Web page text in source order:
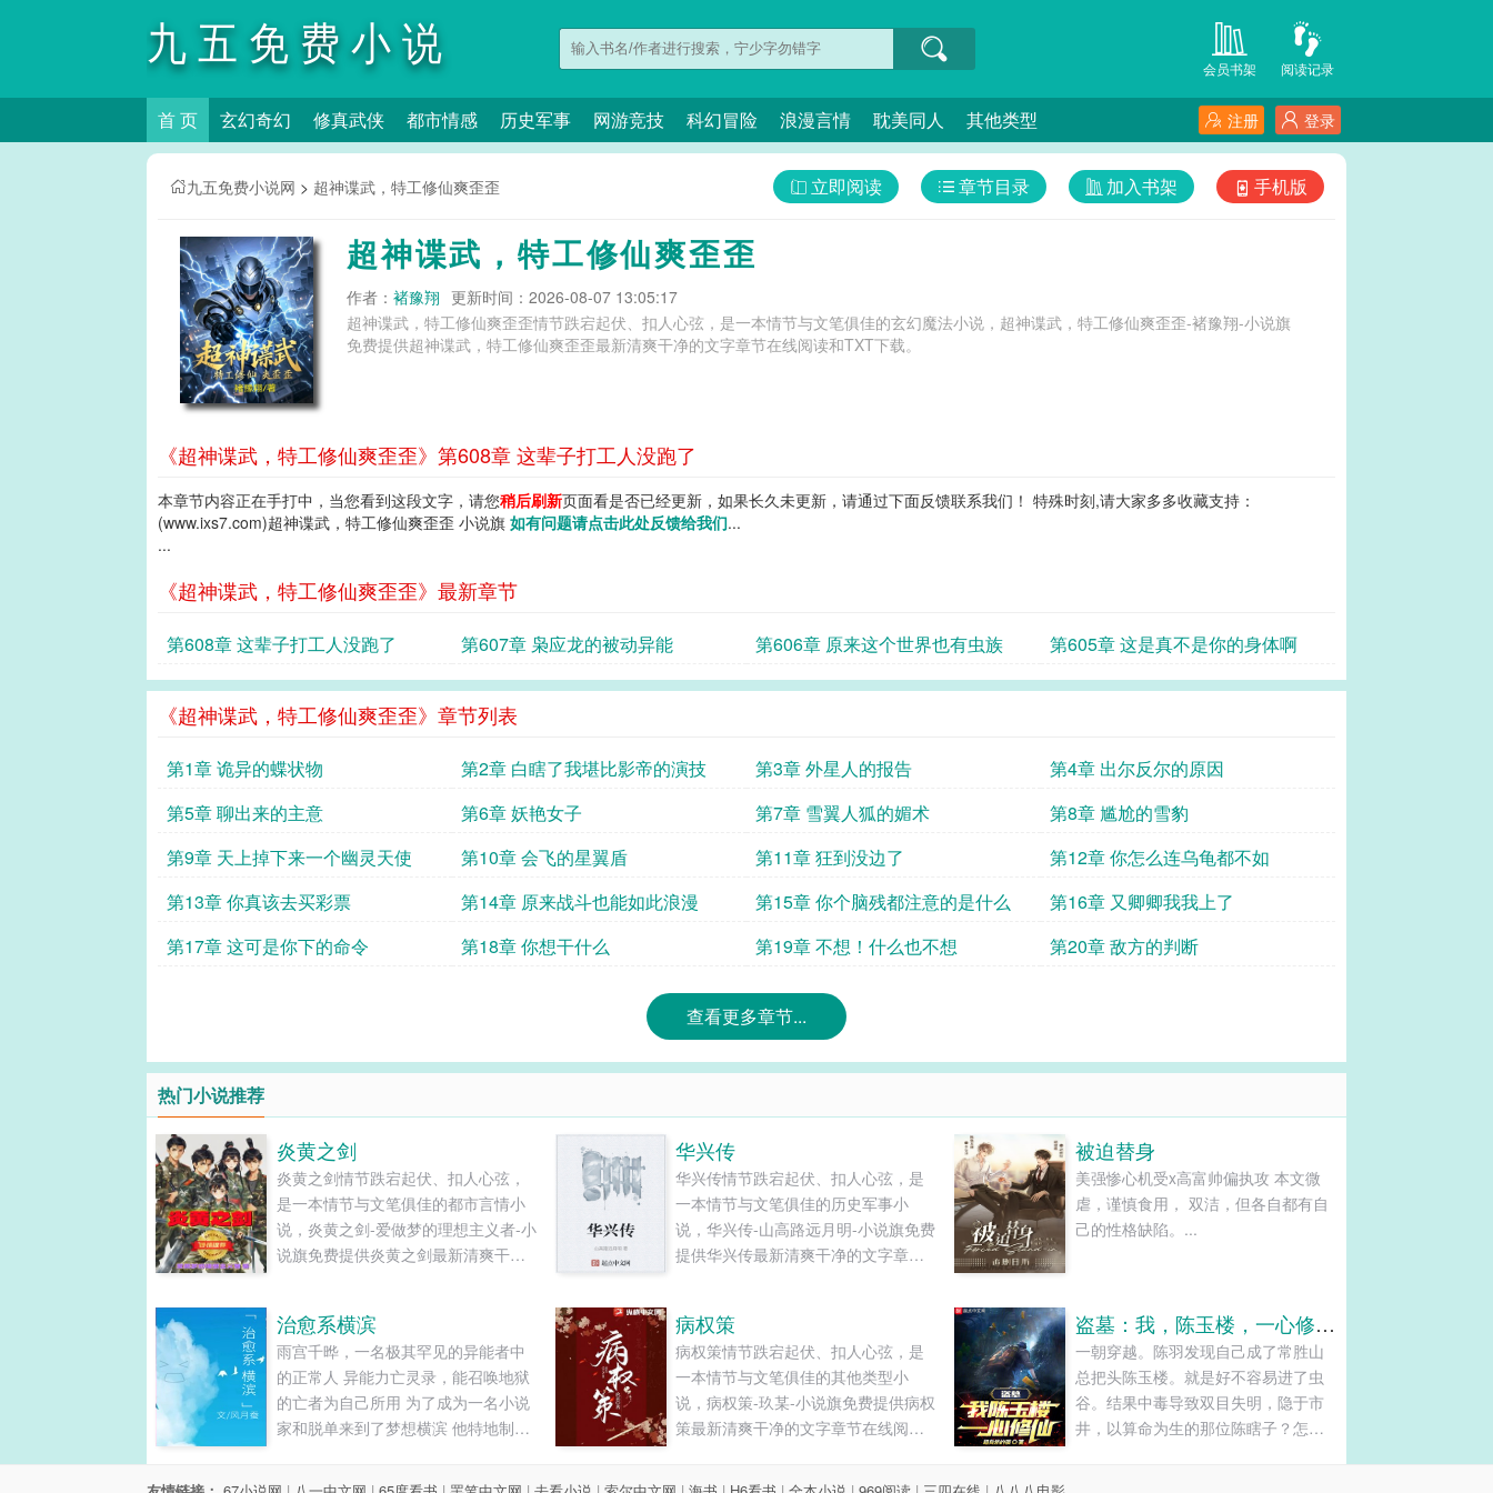
九五免费小说
网
阅读记录
会员书架
首 页 玄幻奇幻 修真武侠 都市情感 历史军事 网游竞技 科幻冒险 浪漫言情 耽美同人 其他类型 登录
注册
九五免费小说网 > 超神谍武，特工修仙爽歪歪 手机版
加入书架
章节目录
立即阅读
超神谍武，特工修仙爽歪歪
作者： 褚豫翔 更新时间：2026-08-07 13:05:17
超神谍武，特工修仙爽歪歪情节跌宕起伏、扣人心弦，是一本情节与文笔俱佳的玄幻魔法小说，超神谍武，特工修仙爽歪歪-褚豫翔-小说旗
免费提供超神谍武，特工修仙爽歪歪最新清爽干净的文字章节在线阅读和TXT下载。
《超神谍武，特工修仙爽歪歪》第608章 这辈子打工人没跑了
本章节内容正在手打中，当您看到这段文字，请您稍后刷新页面看是否已经更新，如果长久未更新，请通过下面反馈联系我们！ 特殊时刻,请大家多多收藏支持：
(www.ixs7.com)超神谍武，特工修仙爽歪歪 小说旗 如有问题请点击此处反馈给我们...
...
《超神谍武，特工修仙爽歪歪》最新章节
第608章 这辈子打工人没跑了 第607章 枭应龙的被动异能 第606章 原来这个世界也有虫族 第605章 这是真不是你的身体啊
《超神谍武，特工修仙爽歪歪》章节列表
第1章 诡异的蝶状物 第2章 白瞎了我堪比影帝的演技 第3章 外星人的报告
第4章 出尔反尔的原因
第5章 聊出来的主意
第6章 妖艳女子 第7章 雪翼人狐的媚术
第8章 尴尬的雪豹
第9章 天上掉下来一个幽灵天使
第10章 会飞的星翼盾 第11章 狂到没边了
第12章 你怎么连乌龟都不如
第13章 你真该去买彩票
第14章 原来战斗也能如此浪漫 第15章 你个脑残都注意的是什么
第16章 又卿卿我我上了
第17章 这可是你下的命令
第18章 你想干什么 第19章 不想！什么也不想 第20章 敌方的判断
查看更多章节...
热门小说推荐
炎黄之剑
炎黄之剑情节跌宕起伏、扣人心弦，
是一本情节与文笔俱佳的都市言情小
说，炎黄之剑-爱做梦的理想主义者-小
说旗免费提供炎黄之剑最新清爽干净
华兴传
华兴传情节跌宕起伏、扣人心弦，是
一本情节与文笔俱佳的历史军事小
说，华兴传-山高路远月明-小说旗免费
提供华兴传最新清爽干净的文字章节
被迫替身
美强惨心机受x高富帅偏执攻 本文微
虐，谨慎食用， 双洁，但各自都有自
己的性格缺陷。...
治愈系横滨
雨宫千晔，一名极其罕见的异能者中
的正常人 异能力亡灵录，能召唤地狱
的亡者为自己所用 为了成为一名小说
家和脱单来到了梦想横滨 他特地制定
却…… 不可抗力的找了个完全不符合
病权策
病权策情节跌宕起伏、扣人心弦，是
一本情节与文笔俱佳的其他类型小
说，病权策-玖某-小说旗免费提供病权
策最新清爽干净的文字章节在线阅读
盗墓：我，陈玉楼，一心修仙！
一朝穿越。陈羽发现自己成了常胜山
总把头陈玉楼。就是好不容易进了虫
谷。结果中毒导致双目失明，隐于市
井，以算命为生的那位陈瞎子？怎么